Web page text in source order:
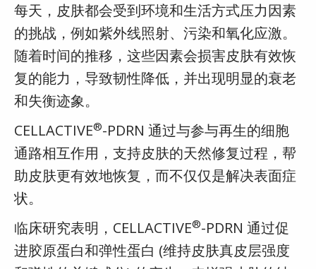
每天，皮肤都会受到环境和生活方式压力因素
的挑战，例如紫外线照射、污染和氧化应激。
随着时间的推移，这些因素会损害皮肤有效恢
复的能力，导致韧性降低，并出现明显的衰老
和失衡迹象。
CELLACTIVE®-PDRN 通过与参与再生的细胞
通路相互作用，支持皮肤的天然修复过程，帮
助皮肤更有效地恢复，而不仅仅是解决表面症
状。
临床研究表明，CELLACTIVE®-PDRN 通过促
进胶原蛋白和弹性蛋白 (维持皮肤真皮层强度